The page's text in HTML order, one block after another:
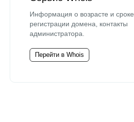
Информация о возрасте и сроке
регистрации домена, контакты
администратора.
Перейти в Whois